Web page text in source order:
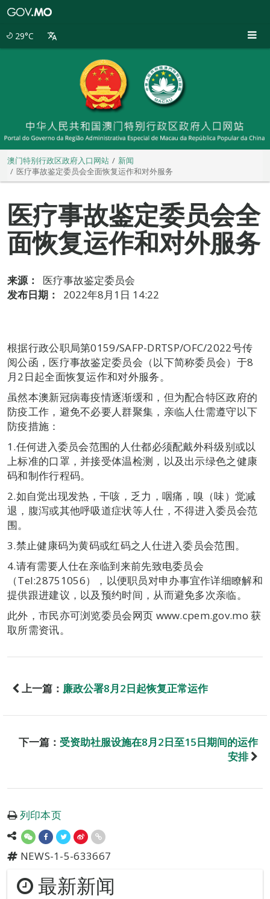
29°C
澳门特别行政区政府入口网站
新闻
医疗事故鉴定委员会全面恢复运作和对外服务
医疗事故鉴定委员会全
面恢复运作和对外服务
来源：
医疗事故鉴定委员会
发布日期：
2022年8月1日 14:22
根据行政公职局第0159/SAFP-DRTSP/OFC/2022号传
阅公函，医疗事故鉴定委员会（以下简称委员会）于8
月2日起全面恢复运作和对外服务。
虽然本澳新冠病毒疫情逐渐缓和，但为配合特区政府的
防疫工作，避免不必要人群聚集，亲临人仕需遵守以下
防疫措施：
1.任何进入委员会范围的人仕都必须配戴外科级别或以
上标准的口罩，并接受体温检测，以及出示绿色之健康
码和制作行程码。
2.如自觉出现发热，干咳，乏力，咽痛，嗅（味）觉减
退，腹泻或其他呼吸道症状等人仕，不得进入委员会范
围。
3.禁止健康码为黄码或红码之人仕进入委员会范围。
4.请有需要人仕在亲临到来前先致电委员会
（Tel:28751056），以便职员对申办事宜作详细瞭解和
提供跟进建议，以及预约时间，从而避免多次亲临。
此外，市民亦可浏览委员会网页 www.cpem.gov.mo 获
取所需资讯。
上一篇： 廉政公署8月2日起恢复正常运作
下一篇： 受资助社服设施在8月2日至15日期间的运作
安排
列印本页
NEWS-1-5-633667
最新新闻